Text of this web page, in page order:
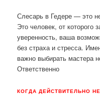
Слесарь в Гедере — это
Это человек, от которого
уверенность, ваша
без страха и стресса.
важно выбирать мастера
Ответственно
КОГДА ДЕЙСТВИТЕЛЬНО